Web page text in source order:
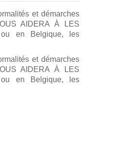
et démarches
AIDERA À LES
en Belgique, les
et démarches
AIDERA À LES
en Belgique, les